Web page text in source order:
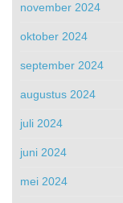
november 2024
oktober 2024
september 2024
augustus 2024
juli 2024
juni 2024
mei 2024